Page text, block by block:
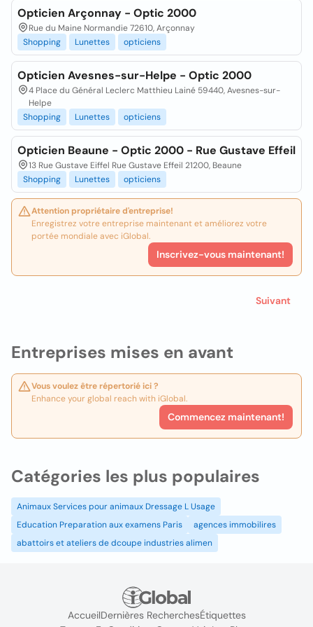
Entreprises mises en avant
Vous voulez être répertorié ici ?
Enhance your global reach with iGlobal.
Commencez maintenant!
Opticien Arçonnay - Optic 2000
Rue du Maine Normandie 72610, Arçonnay
Shopping
Lunettes opticiens
Opticien Avesnes-sur-Helpe - Optic 2000
4 Place du Général Leclerc Matthieu Lainé 59440, Avesnes-sur-
Helpe
Shopping
Lunettes opticiens
Opticien Beaune - Optic 2000 - Rue Gustave Effeil
13 Rue Gustave Eiffel Rue Gustave Effeil 21200, Beaune
Shopping
Lunettes opticiens
Attention propriétaire d'entreprise!
Enregistrez votre entreprise maintenant et améliorez votre
portée mondiale avec iGlobal.
Inscrivez-vous maintenant!
Suivant
Catégories les plus populaires
Animaux Services pour animaux Dressage L Usage
Education Preparation aux examens Paris
agences immobilires
abattoirs et ateliers de dcoupe industries alimen
AccueilDernières RecherchesÉtiquettes